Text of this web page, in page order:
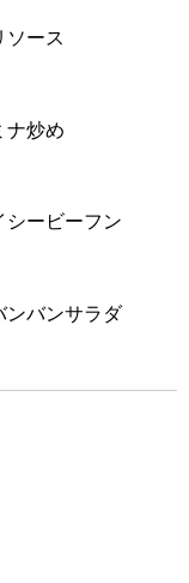
ソース
ナ炒め
シービーフン
ンバンサラダ